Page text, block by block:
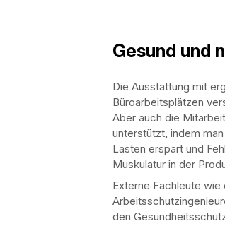
Gesund und
Die Ausstattung mit
Büroarbeitsplätzen
Aber auch die
unterstützt, indem
Lasten erspart und
Muskulatur in der
Externe Fachleute wie
den